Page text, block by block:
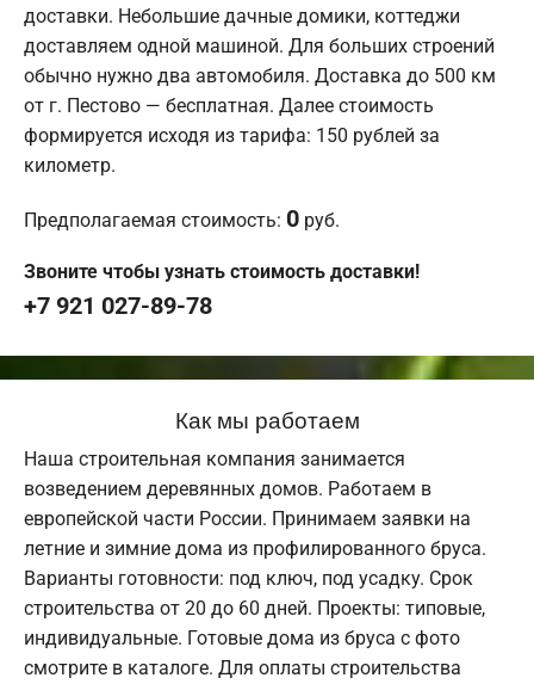
доставки. Небольшие дачные домики, коттеджи
доставляем одной машиной. Для больших строений
обычно нужно два автомобиля. Доставка до 500 км
от г. Пестово — бесплатная. Далее стоимость
формируется исходя из тарифа: 150 рублей за
километр.
Предполагаемая стоимость: 0 руб.
Звоните чтобы узнать стоимость доставки!
+7 921 027-89-78
Как мы работаем
Наша строительная компания занимается
возведением деревянных домов. Работаем в
европейской части России. Принимаем заявки на
летние и зимние дома из профилированного бруса.
Варианты готовности: под ключ, под усадку. Срок
строительства от 20 до 60 дней. Проекты: типовые,
индивидуальные. Готовые дома из бруса с фото
смотрите в каталоге. Для оплаты строительства